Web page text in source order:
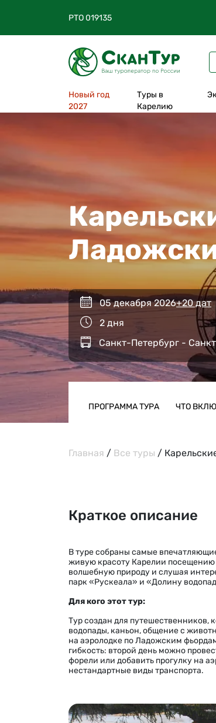
РТО 019135
Новый год
2027
Туры в
Карелию
На 3 дня
На 4 дня
На 5 дней
На 6-12 дней
05 декабря 2026+20 дат
2 дня
Санкт-Петербург -
ПРОГРАММА ТУРА ЧТО
Главная / Все туры /
Краткое описание
В туре собраны самые
живую красоту Карелии посещению
волшебную природу и слушая
парк «Рускеала» и «Долину
Для кого этот тур:
Тур создан для путешественников,
водопады, каньон, общение с
на аэролодке по Ладожским
гибкость: второй день можно
форели или добавить прогулку на
нестандартные виды транспорта.